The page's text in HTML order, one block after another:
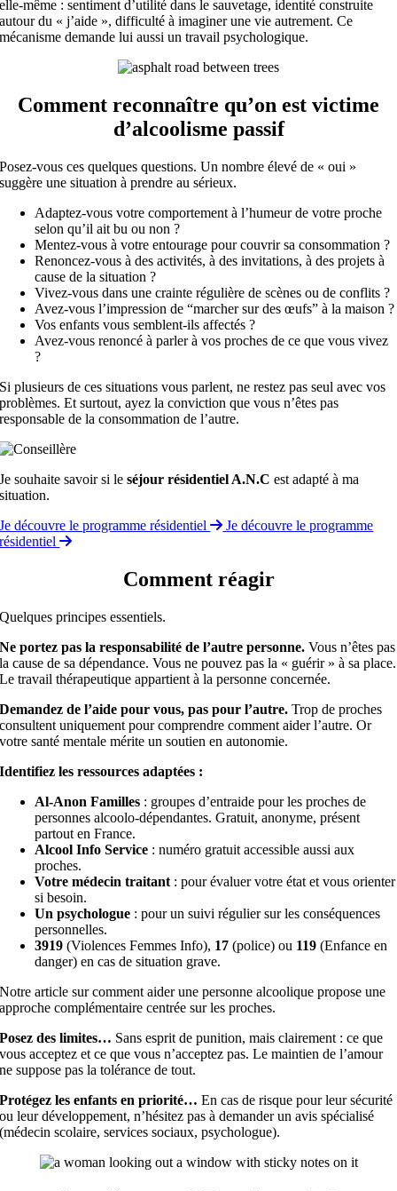
elle-même : sentiment d’utilité dans le sauvetage, identité construite
autour du « j’aide », difficulté à imaginer une vie autrement. Ce
mécanisme demande lui aussi un travail psychologique.
Comment reconnaître qu’on est victime
d’alcoolisme passif
Posez-vous ces quelques questions. Un nombre élevé de « oui »
suggère une situation à prendre au sérieux.
Adaptez-vous votre comportement à l’humeur de votre proche
selon qu’il ait bu ou non ?
Mentez-vous à votre entourage pour couvrir sa consommation ?
Renoncez-vous à des activités, à des invitations, à des projets à
cause de la situation ?
Vivez-vous dans une crainte régulière de scènes ou de conflits ?
Avez-vous l’impression de “marcher sur des œufs” à la maison ?
Vos enfants vous semblent-ils affectés ?
Avez-vous renoncé à parler à vos proches de ce que vous vivez
?
Si plusieurs de ces situations vous parlent, ne restez pas seul avec vos
problèmes. Et surtout, ayez la conviction que vous n’êtes pas
responsable de la consommation de l’autre.
Je souhaite savoir si leséjour résidentiel A.N.C est adapté à ma
situation.
Je découvre le programme résidentiel
Je découvre le programme
résidentiel
Comment réagir
Quelques principes essentiels.
Ne portez pas la responsabilité de l’autre personne. Vous n’êtes pas
la cause de sa dépendance. Vous ne pouvez pas la « guérir » à sa place.
Le travail thérapeutique appartient à la personne concernée.
Demandez de l’aide pour vous, pas pour l’autre. Trop de proches
consultent uniquement pour comprendre comment aider l’autre. Or
votre santé mentale mérite un soutien en autonomie.
Identifiez les ressources adaptées :
Al-Anon Familles : groupes d’entraide pour les proches de
personnes alcoolo-dépendantes. Gratuit, anonyme, présent
partout en France.
Alcool Info Service : numéro gratuit accessible aussi aux
proches.
Votre médecin traitant : pour évaluer votre état et vous orienter
si besoin.
Un psychologue : pour un suivi régulier sur les conséquences
personnelles.
3919 (Violences Femmes Info), 17 (police) ou 119 (Enfance en
danger) en cas de situation grave.
Notre article sur comment aider une personne alcoolique propose une
approche complémentaire centrée sur les proches.
Posez des limites… Sans esprit de punition, mais clairement : ce que
vous acceptez et ce que vous n’acceptez pas. Le maintien de l’amour
ne suppose pas la tolérance de tout.
Protégez les enfants en priorité… En cas de risque pour leur sécurité
ou leur développement, n’hésitez pas à demander un avis spécialisé
(médecin scolaire, services sociaux, psychologue).